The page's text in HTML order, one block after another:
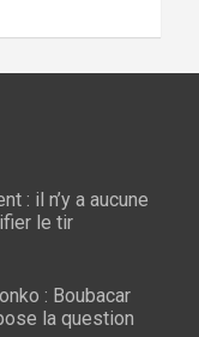
: il n’y a aucune
le tir
: Boubacar
la question